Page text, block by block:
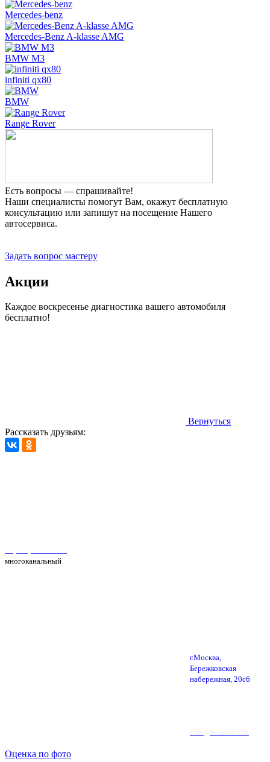
Mercedes-benz
Mercedes-Benz A-klasse AMG
BMW M3
infiniti qx80
BMW
Range Rover
Есть вопросы — спрашивайте!
Наши специалисты помогут Вам, окажут бесплатную
консультацию или запишут на посещение Нашего
автосервиса.
Задать вопрос мастеру
Акции
Каждое воскресенье диагностика вашего автомобиля
бесплатно!
Вернуться
Рассказать друзьям:
многоканальный
г.Москва,
Бережковская
набережная, 20с6
Оценка по фото